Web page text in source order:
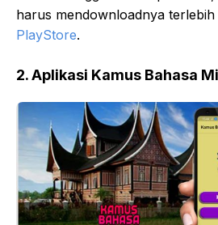
harus mendownloadnya
PlayStore.
2. Aplikasi Kamus Bahasa